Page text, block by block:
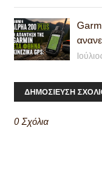
ΔΗΜΟΣΙΕΥΣΗ
0 Σχόλια